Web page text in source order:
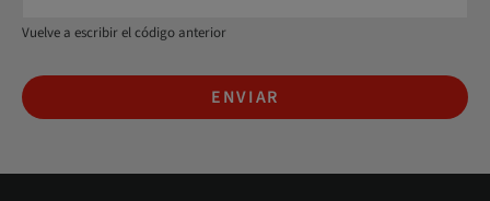
Vuelve a escribir el código anterior
ENVIAR